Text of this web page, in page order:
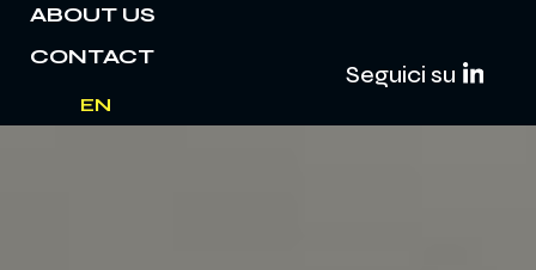
ABOUT US
CONTACT
EN
Seguici su